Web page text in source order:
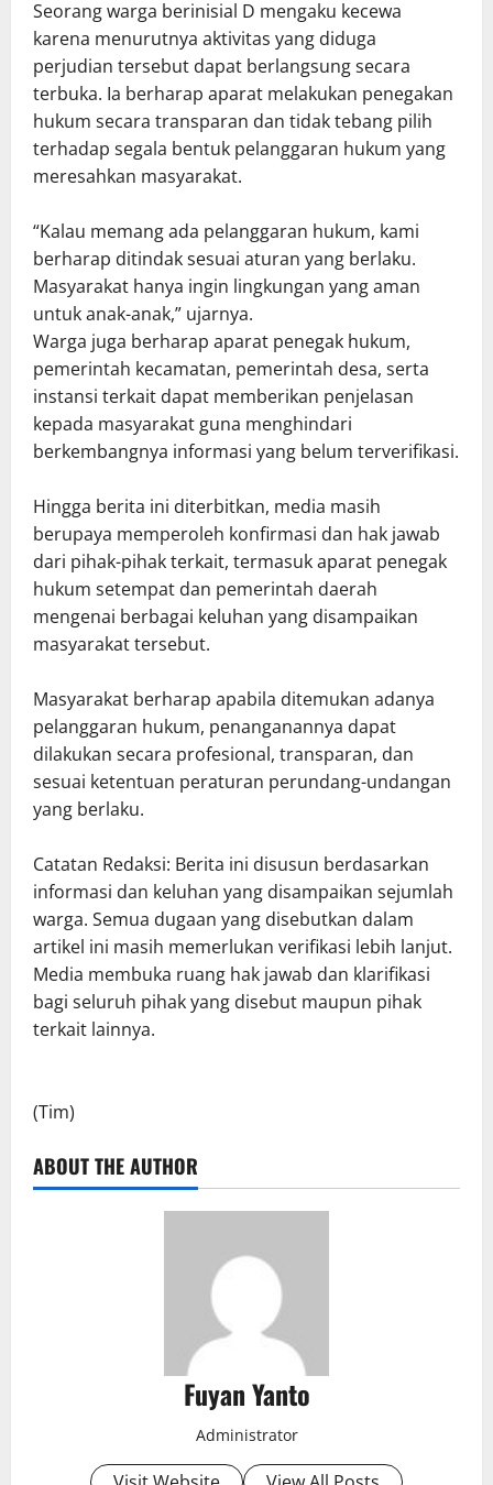
Seorang warga berinisial D mengaku kecewa
karena menurutnya aktivitas yang diduga
perjudian tersebut dapat berlangsung secara
terbuka. Ia berharap aparat melakukan penegakan
hukum secara transparan dan tidak tebang pilih
terhadap segala bentuk pelanggaran hukum yang
meresahkan masyarakat.
“Kalau memang ada pelanggaran hukum, kami
berharap ditindak sesuai aturan yang berlaku.
Masyarakat hanya ingin lingkungan yang aman
untuk anak-anak,” ujarnya.
Warga juga berharap aparat penegak hukum,
pemerintah kecamatan, pemerintah desa, serta
instansi terkait dapat memberikan penjelasan
kepada masyarakat guna menghindari
berkembangnya informasi yang belum terverifikasi.
Hingga berita ini diterbitkan, media masih
berupaya memperoleh konfirmasi dan hak jawab
dari pihak-pihak terkait, termasuk aparat penegak
hukum setempat dan pemerintah daerah
mengenai berbagai keluhan yang disampaikan
masyarakat tersebut.
Masyarakat berharap apabila ditemukan adanya
pelanggaran hukum, penanganannya dapat
dilakukan secara profesional, transparan, dan
sesuai ketentuan peraturan perundang-undangan
yang berlaku.
Catatan Redaksi: Berita ini disusun berdasarkan
informasi dan keluhan yang disampaikan sejumlah
warga. Semua dugaan yang disebutkan dalam
artikel ini masih memerlukan verifikasi lebih lanjut.
Media membuka ruang hak jawab dan klarifikasi
bagi seluruh pihak yang disebut maupun pihak
terkait lainnya.
(Tim)
ABOUT THE AUTHOR
Fuyan Yanto
Administrator